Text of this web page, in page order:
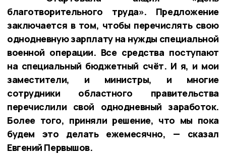
благотворительного труда». Предложение
заключается в том, чтобы перечислять свою
однодневную зарплату на нужды специальной
военной операции. Все средства поступают
на специальный бюджетный счёт. И я, и мои
заместители, и министры, и многие
сотрудники областного правительства
перечислили свой однодневный заработок.
Более того, приняли решение, что мы пока
будем это делать ежемесячно, — сказал
Евгений Первышов.